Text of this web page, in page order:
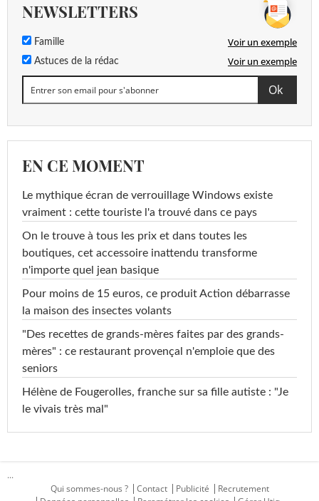
NEWSLETTERS
Famille Voir un exemple
Astuces de la rédac Voir un exemple
EN CE MOMENT
Le mythique écran de verrouillage Windows existe
vraiment : cette touriste l'a trouvé dans ce pays
On le trouve à tous les prix et dans toutes les
boutiques, cet accessoire inattendu transforme
n'importe quel jean basique
Pour moins de 15 euros, ce produit Action débarrasse
la maison des insectes volants
"Des recettes de grands-mères faites par des grands-
mères" : ce restaurant provençal n'emploie que des
seniors
Hélène de Fougerolles, franche sur sa fille autiste : "Je
le vivais très mal"
...
Qui sommes-nous ?
Contact Publicité
Recrutement